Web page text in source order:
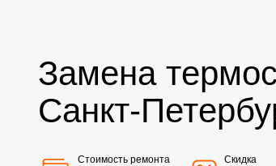
Замена
Санкт-
Стоимость ремонта Скидка